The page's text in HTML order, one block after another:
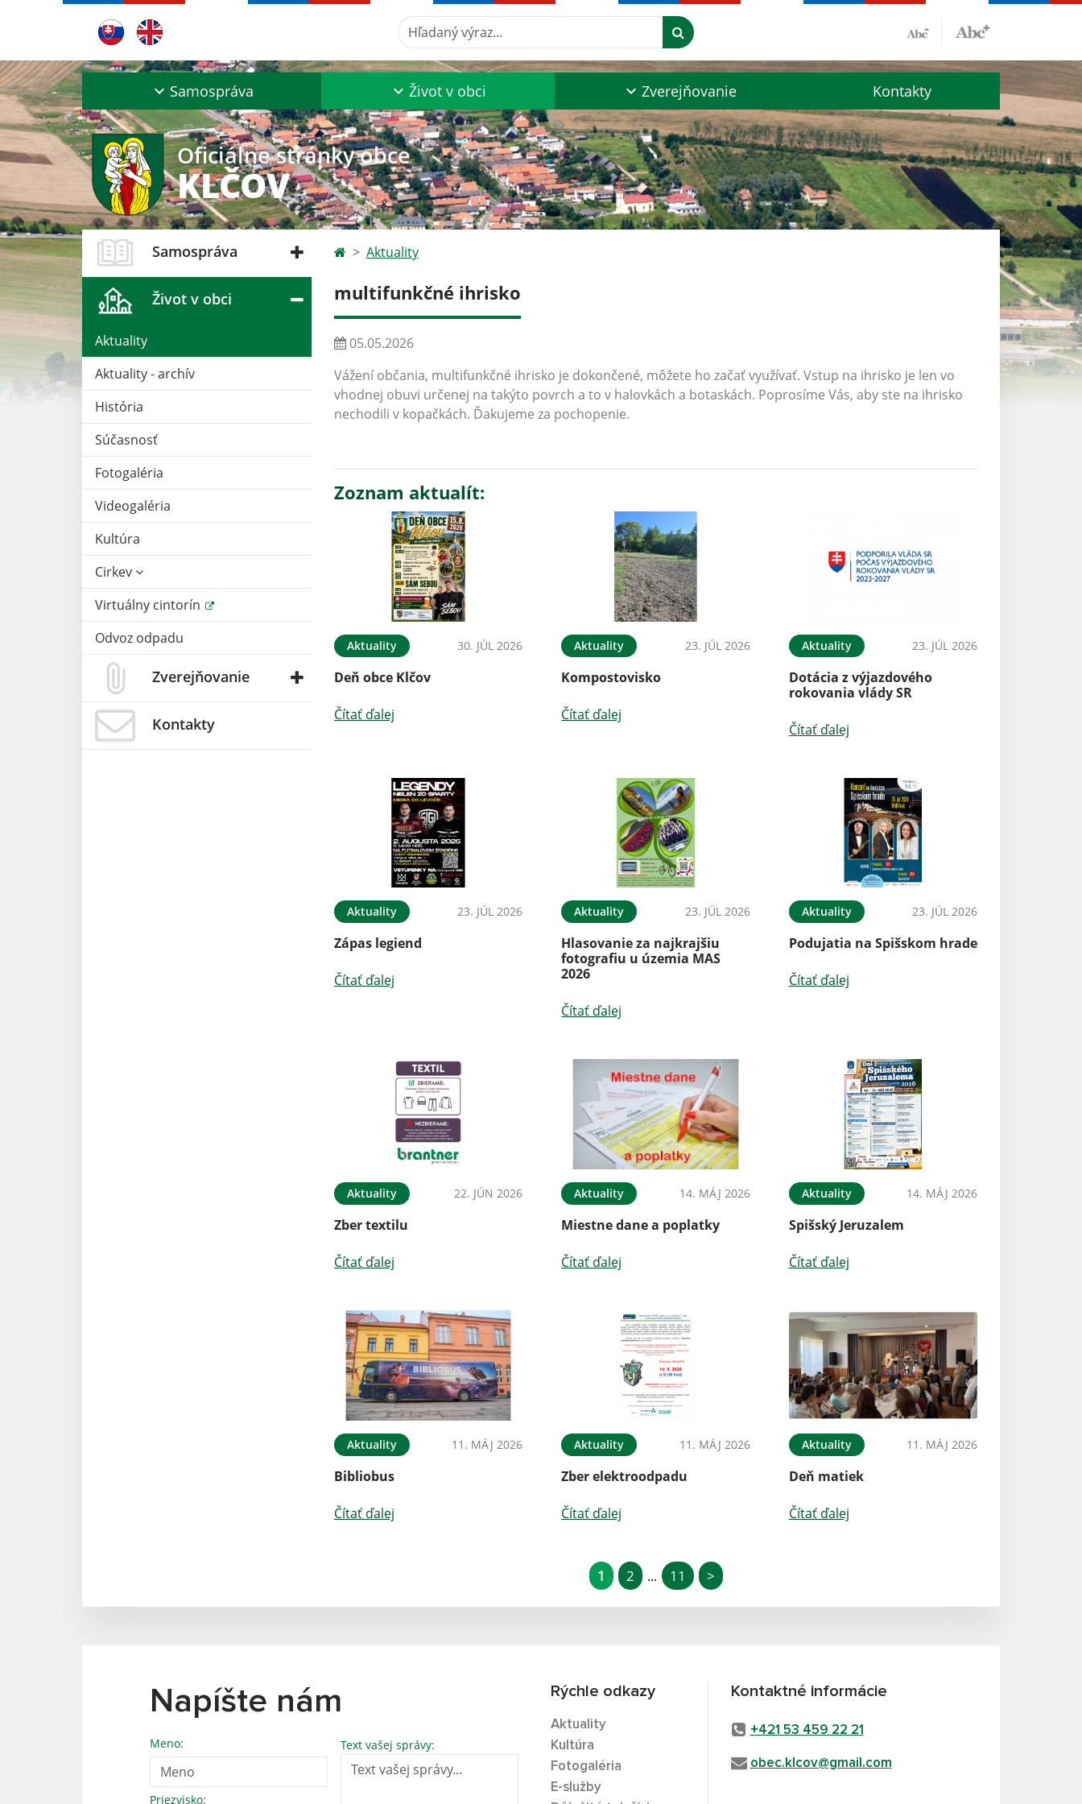
Hľadaný výraz...
Samospráva Život v obci Zverejňovanie Kontakty
Oficiálne stránky obce
KLČOV
Samospráva
Život v obci
Aktuality
Aktuality - archív
História
Súčasnosť
Fotogaléria
Videogaléria
Kultúra
Cirkev
Virtuálny cintorín
Odvoz odpadu
Zverejňovanie
Kontakty
Aktuality
multifunkčné ihrisko
05.05.2026
Vážení občania, multifunkčné ihrisko je dokončené, môžete ho začať využívať. Vstup na ihrisko je len vo
vhodnej obuvi určenej na takýto povrch a to v halovkách a botaskách. Poprosíme Vás, aby ste na ihrisko
nechodili v kopačkách. Ďakujeme za pochopenie.
Zoznam aktualít:
Aktuality 30. JÚL 2026
Deň obce Klčov
Čítať ďalej
Aktuality 23. JÚL 2026
Kompostovisko
Čítať ďalej
Aktuality 23. JÚL 2026
Dotácia z výjazdového
rokovania vlády SR
Čítať ďalej
Aktuality 23. JÚL 2026
Zápas legiend
Čítať ďalej
Aktuality 23. JÚL 2026
Hlasovanie za najkrajšiu
fotografiu u územia MAS
2026
Čítať ďalej
Aktuality 23. JÚL 2026
Podujatia na Spišskom hrade
Čítať ďalej
Aktuality 22. JÚN 2026
Zber textilu
Čítať ďalej
Aktuality 14. MÁJ 2026
Miestne dane a poplatky
Čítať ďalej
Aktuality 14. MÁJ 2026
Spišský Jeruzalem
Čítať ďalej
Aktuality 11. MÁJ 2026
Bibliobus
Čítať ďalej
Aktuality 11. MÁJ 2026
Zber elektroodpadu
Čítať ďalej
Aktuality 11. MÁJ 2026
Deň matiek
Čítať ďalej
1 2 ... 11 >
Napíšte nám
Meno:
Priezvisko:
Text vašej správy:
Rýchle odkazy
Aktuality
Kultúra
Fotogaléria
E-služby
Kontaktné informácie
+421 53 459 22 21
obec.klcov@gmail.com